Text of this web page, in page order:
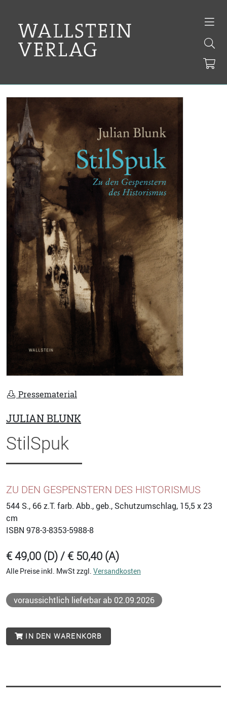
Pressematerial
JULIAN BLUNK
StilSpuk
ZU DEN GESPENSTERN DES HISTORISMUS
544 S., 66 z.T. farb. Abb., geb., Schutzumschlag, 15,5 x 23
cm
ISBN 978-3-8353-5988-8
€ 49,00 (D) / € 50,40 (A)
Alle Preise inkl. MwSt zzgl. Versandkosten
voraussichtlich lieferbar ab 02.09.2026
IN DEN WARENKORB